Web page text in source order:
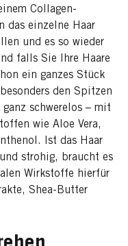
Collagen-
das einzelne Haar
und es so wieder
falls Sie Ihre Haare
ein ganzes Stück
den Spitzen
schwerelos – mit
wie Aloe Vera,
Ist das Haar
strohig, braucht es
Wirkstoffe hierfür
Shea-Butter